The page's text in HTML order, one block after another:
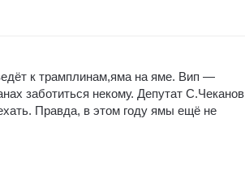
к трамплинам,яма на яме. Вип —
заботиться некому. Депутат С.Чеканов
Правда, в этом году ямы ещё не